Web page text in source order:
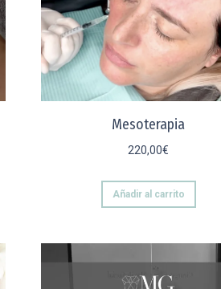
Mesoterapia
220,00€
Añadir al carrito